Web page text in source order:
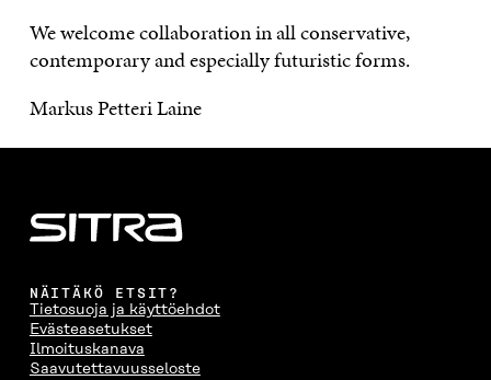
We welcome collaboration in all conservative,
contemporary and especially futuristic forms.
Markus Petteri Laine
NÄITÄKÖ ETSIT?
Tietosuoja ja käyttöehdot
Evästeasetukset
Ilmoituskanava
Saavutettavuusseloste